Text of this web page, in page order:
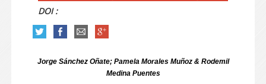
DOI :
Jorge Sánchez Oñate; Pamela Morales Muñoz & Rodemil
Medina Puentes